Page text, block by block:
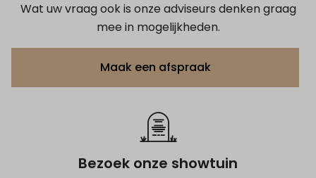
Wat uw vraag ook is onze adviseurs denken graag
mee in mogelijkheden.
Maak een afspraak
Bezoek onze showtuin